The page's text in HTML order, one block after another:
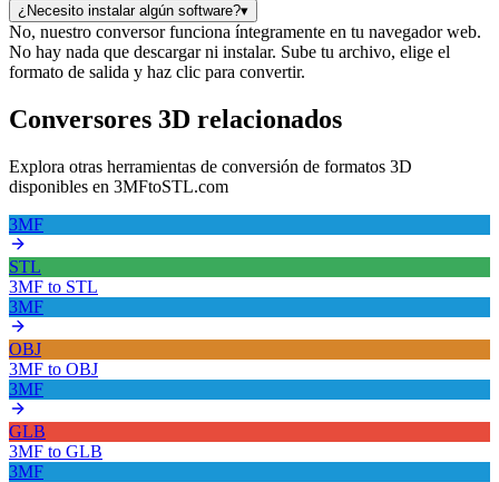
¿Necesito instalar algún software?▾
No, nuestro conversor funciona íntegramente en tu navegador web.
No hay nada que descargar ni instalar. Sube tu archivo, elige el
formato de salida y haz clic para convertir.
Conversores 3D relacionados
Explora otras herramientas de conversión de formatos 3D
disponibles en 3MFtoSTL.com
3MF
STL
3MF to STL
3MF
OBJ
3MF to OBJ
3MF
GLB
3MF to GLB
3MF